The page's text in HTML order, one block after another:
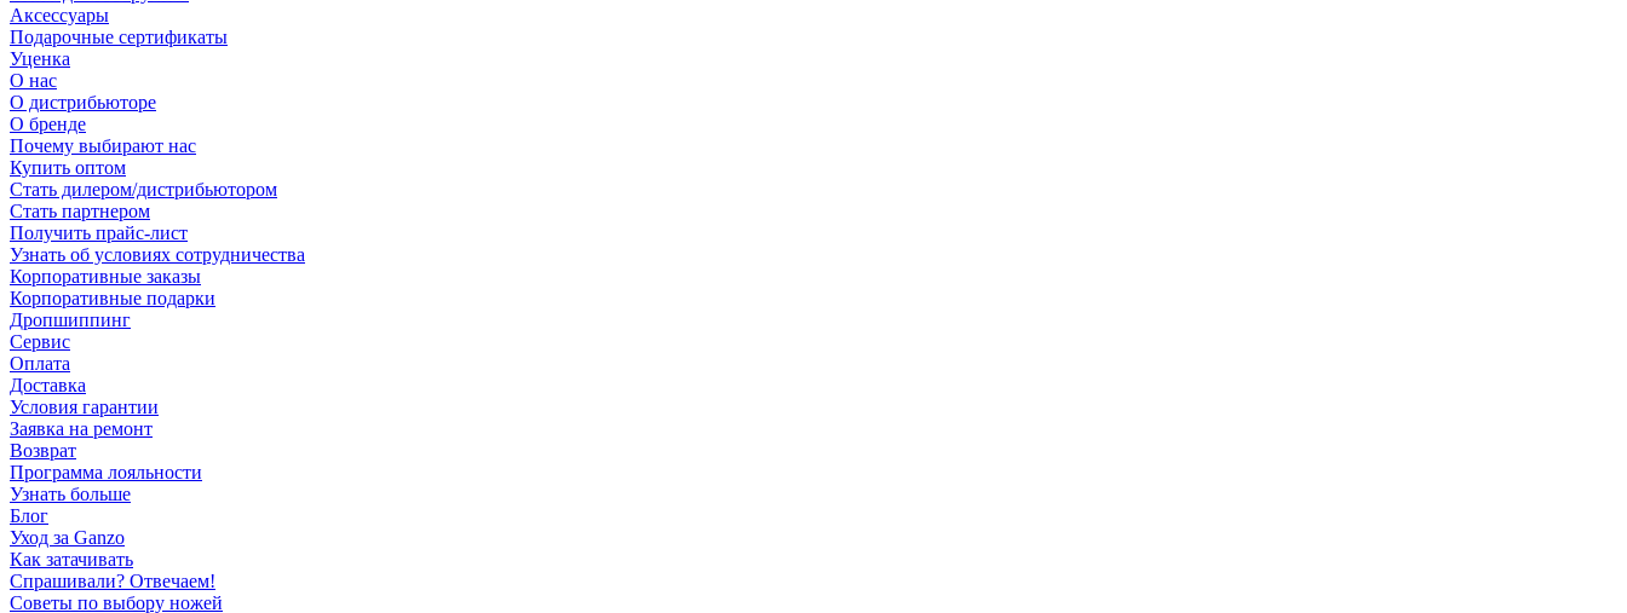
Аксессуары
Подарочные сертификаты
Уценка
О нас
О дистрибьюторе
О бренде
Почему выбирают нас
Купить оптом
Стать дилером/дистрибьютором
Стать партнером
Получить прайс-лист
Узнать об условиях сотрудничества
Корпоративные заказы
Корпоративные подарки
Дропшиппинг
Сервис
Оплата
Доставка
Условия гарантии
Заявка на ремонт
Возврат
Программа лояльности
Узнать больше
Блог
Уход за Ganzo
Как затачивать
Спрашивали? Отвечаем!
Советы по выбору ножей